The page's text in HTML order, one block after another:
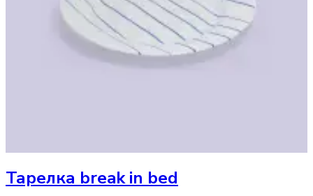
Тарелка break in bed